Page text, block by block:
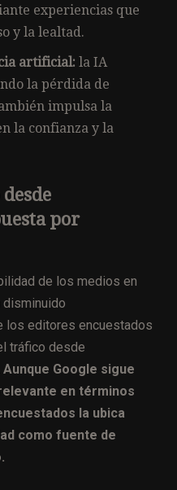
experiencias que
y la lealtad.
artificial: la IA
la pérdida de
impulsa la
la confianza y la
por
de los medios en
los editores encuestados
tráfico desde
Aunque Google sigue
en términos
la ubica
como fuente de